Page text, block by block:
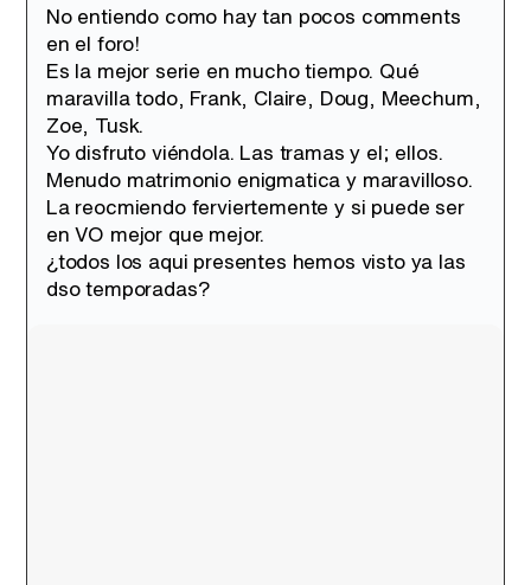
No entiendo como hay tan pocos comments
en el foro!
Es la mejor serie en mucho tiempo. Qué
maravilla todo, Frank, Claire, Doug, Meechum,
Zoe, Tusk.
Yo disfruto viéndola. Las tramas y el; ellos.
Menudo matrimonio enigmatica y maravilloso.
La reocmiendo ferviertemente y si puede ser
en VO mejor que mejor.
¿todos los aqui presentes hemos visto ya las
dso temporadas?